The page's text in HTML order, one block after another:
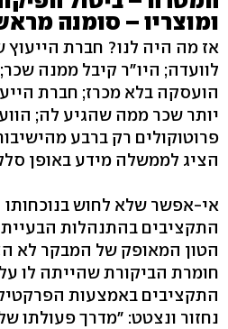
ומוצריו – סומנה
אז מה היה לנו? חברת הייעוץ
לוועדה; היו"ר קיבל ממנה
הועסקה בלא מכרז; חברת
יותר שכר ממה שהגיע לה;
פרוטוקולים רק ברבע
הציג לממשלה מידע באופן
אי-אפשר שלא לחוש
התקציבים בהתנהלות
הטון המאופק של המבקר לא
חומרת הביקורת שהייתה לו
התקציבים באמצעות
נחזור ונצטט: "מדרך פעולתו